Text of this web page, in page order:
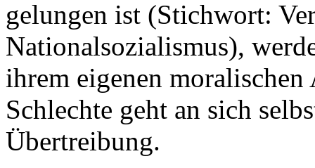
gelungen ist (Stichwort:
Nationalsozialismus),
ihrem eigenen
Schlechte geht an sich
Übertreibung.